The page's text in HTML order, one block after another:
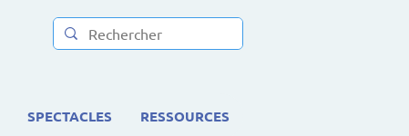
SPECTACLES RESSOURCES